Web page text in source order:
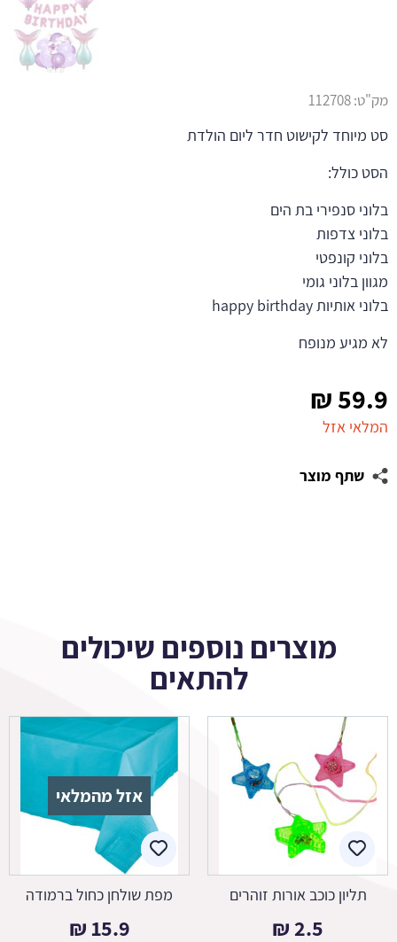
59.9
₪
המלאי אזל
שתף מוצר
מק"ט:112708
סט מיוחד לקישוט חדר ליום הולדת
הסט כולל:
בלוני סנפירי בת הים
בלוני צדפות
בלוני קונפטי
מגוון בלוני גומי
בלוני אותיות happy birthday
לא מגיע מנופח
מוצרים נוספים שיכולים
להתאים
תליון כוכב אורות זוהרים
2.5
₪
אזל מהמלאי
מפת שולחן כחול ברמודה
15.9
₪